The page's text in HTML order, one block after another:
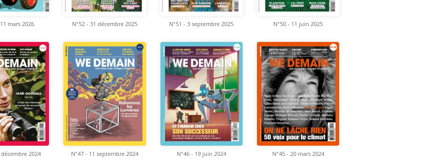
mars 2026 N°52 - 31 décembre 2025 N°51 - 3 septembre 2025 N°50 - 11 juin 2025
décembre 2024 N°47 - 11 septembre 2024 N°46 - 19 juin 2024 N°45 - 20 mars 2024